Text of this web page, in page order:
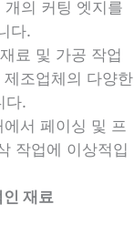
의 커팅 엣지를
다.
료 및 가공 작업
조업체의 다양한
다.
서 페이싱 및 프
작업에 이상적입
재료